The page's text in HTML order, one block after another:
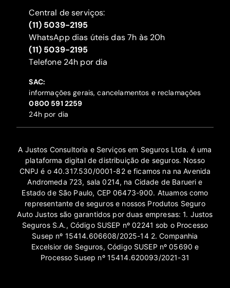
Central de serviços:
(11) 5039-2195
WhatsApp dias úteis das 7h às 20h
(11) 5039-2195
‍Telefone 24h por dia
SAC:
informações gerais, cancelamentos e reclamações
‍0800 591 2259
24h por dia
A Justos Consultoria e Serviços em Seguros Ltda. é uma
plataforma digital de distribuição de seguros. Nosso
CNPJ é o 40.317.530/0001-82 e ficamos na na Avenida
Andromeda 723, sala 0214, na Cidade de Barueri e
Estado de São Paulo, CEP 06473-900. Atuamos como
representante de seguros e nossos Produtos Seguro
Auto Justos são garantidos por duas empresas: 1. Justos
Seguros S.A., Código SUSEP nº 02241 sob o Processo
Susep nº 15414.606608/2025-14 2. Companhia
Excelsior de Seguros, Código SUSEP nº 05690 e
Processo Susep nº 15414.620093/2021-31